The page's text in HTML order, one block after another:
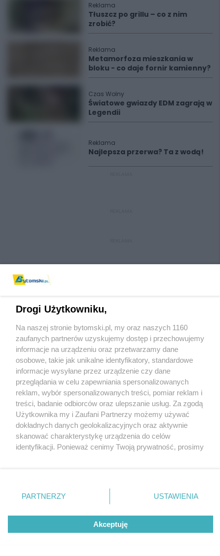
Reklama
Tłuszcz po grillu – co z nim
zrobić?
Reklama
Metamorfoza mieszkania w
bloku - co daje fornir kamienny?
Czas Wolny
Światowe gwiazdy EDM zagrają w
Legendii
Reklama
Najlepsza przerwa? Ta z wodą!
Wydawca mediów lokalnych
Nie zapomnij
zapoznać się z:
polityką prywatności regulamin korzystania z portali
Twojemiasto
Piekary Śląskie
Chorzów
Tarnowskie Góry
Gliwice
Skontaktuj sięz nami
Kontakt
Wydawca
Pogoda
Drogi Użytkowniku,
Na naszej stronie bytomski.pl, my oraz naszych 1160
zaufanych partnerów uzyskujemy dostęp i przechowujemy
informacje na urządzeniu oraz przetwarzamy dane
osobowe, takie jak unikalne identyfikatory, standardowe
informacje wysyłane przez urządzenie czy dane
przeglądania w celu zapewniania spersonalizowanych
reklam, wybór spersonalizowanych treści, pomiar reklam i
treści, badanie odbiorców oraz ulepszanie usług. Za zgodą
Użytkownika my i Zaufani Partnerzy możemy używać
dokładnych danych geolokalizacyjnych oraz aktywnie
skanować charakterystykę urządzenia do celów
identyfikacji. Ponieważ cenimy Twoją prywatność, prosimy
prywatności znajdujący się w lewym dolnym rogu strony
. Niektóre rodzaje przetwarzania danych nie wymagają
zgody użytkownika, ale masz prawo sprzeciwić się
takiemu przetwarzaniu. Preferencje będą miały
zastosowania tylko na tej witrynie.
PARTNERZY USTAWIENIA
Akceptuję